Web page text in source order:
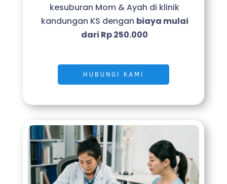
kesuburan Mom & Ayah di klinik
kandungan KS dengan biaya mulai
dari Rp 250.000
HUBUNGI KAMI